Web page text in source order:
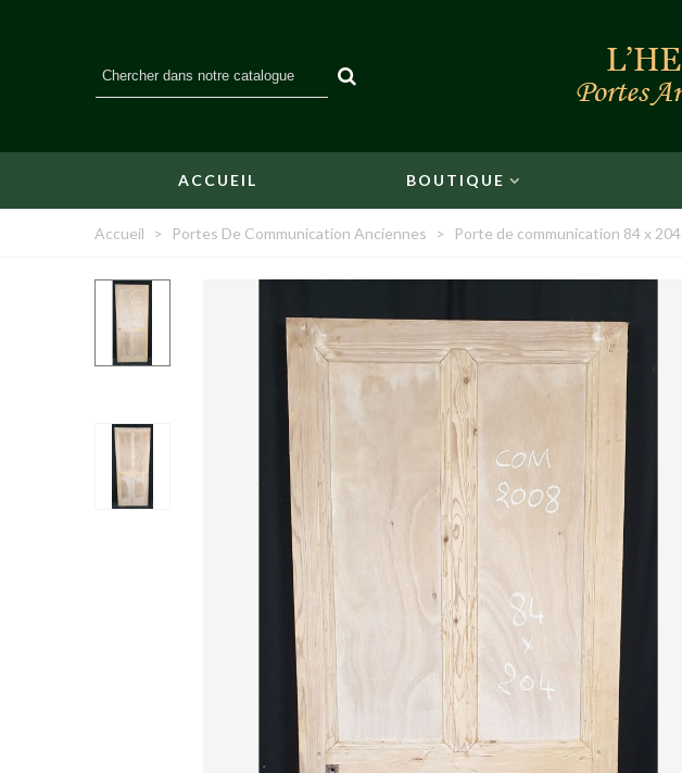
ACCUEIL BOUTIQUE
Accueil > Portes De Communication Anciennes > Porte de communication 84 x 204